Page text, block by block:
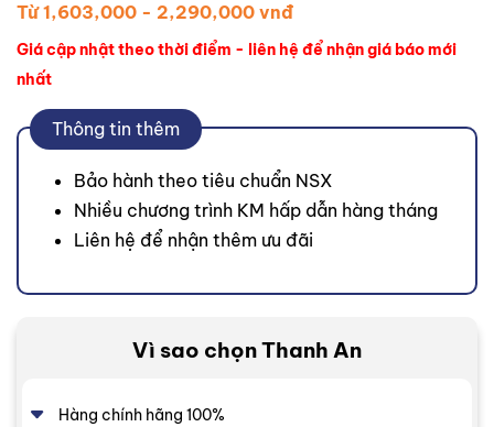
Từ 1,603,000 - 2,290,000 vnđ
Giá cập nhật theo thời điểm - liên hệ để nhận giá báo mới
nhất
Thông tin thêm
Bảo hành theo tiêu chuẩn NSX
Nhiều chương trình KM hấp dẫn hàng tháng
Liên hệ để nhận thêm ưu đãi
Vì sao chọn Thanh An
Hàng chính hãng 100%